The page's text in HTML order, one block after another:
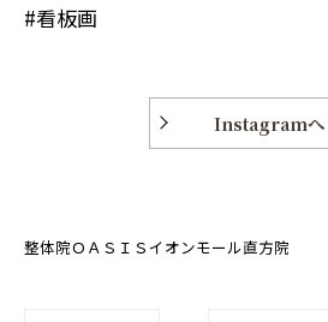
#看板画
Instagramへ
整体院ＯＡＳＩＳイオンモール直方院